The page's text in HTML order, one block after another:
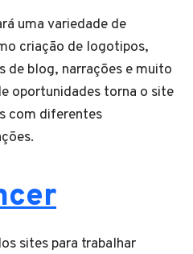
uma variedade de
criação de logotipos,
de blog, narrações e muito
oportunidades torna o site
com diferentes
sites para trabalhar